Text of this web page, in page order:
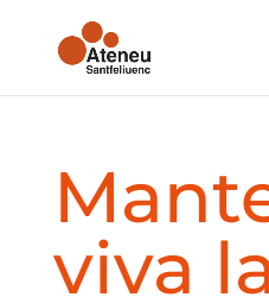
viva